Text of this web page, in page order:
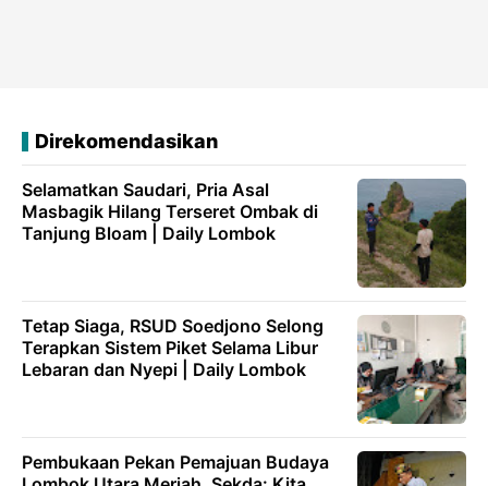
Direkomendasikan
Selamatkan Saudari, Pria Asal
Masbagik Hilang Terseret Ombak di
Tanjung Bloam | Daily Lombok
Tetap Siaga, RSUD Soedjono Selong
Terapkan Sistem Piket Selama Libur
Lebaran dan Nyepi | Daily Lombok
Pembukaan Pekan Pemajuan Budaya